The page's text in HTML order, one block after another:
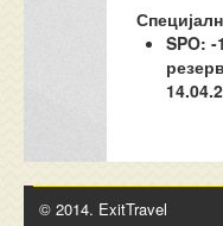
SPO: -
© 2014. ExitTravel